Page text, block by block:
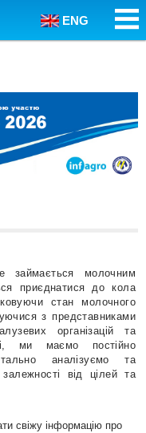
ENG
молочним
приєднатися до кола
стан молочного
з представниками
організацій та
ми маємо постійно
аналізуємо та
від цілей та
свіжу інформацію про